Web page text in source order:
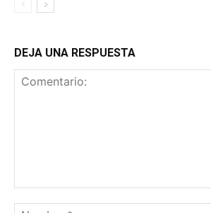
DEJA UNA RESPUESTA